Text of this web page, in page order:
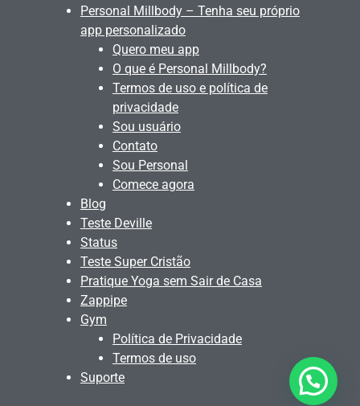
Personal Millbody – Tenha seu próprio
app personalizado
Quero meu app
O que é Personal Millbody?
Termos de uso e política de
privacidade
Sou usuário
Contato
Sou Personal
Comece agora
Blog
Teste Deville
Status
Teste Super Cristão
Pratique Yoga sem Sair de Casa
Zappipe
Gym
Política de Privacidade
Termos de uso
Suporte